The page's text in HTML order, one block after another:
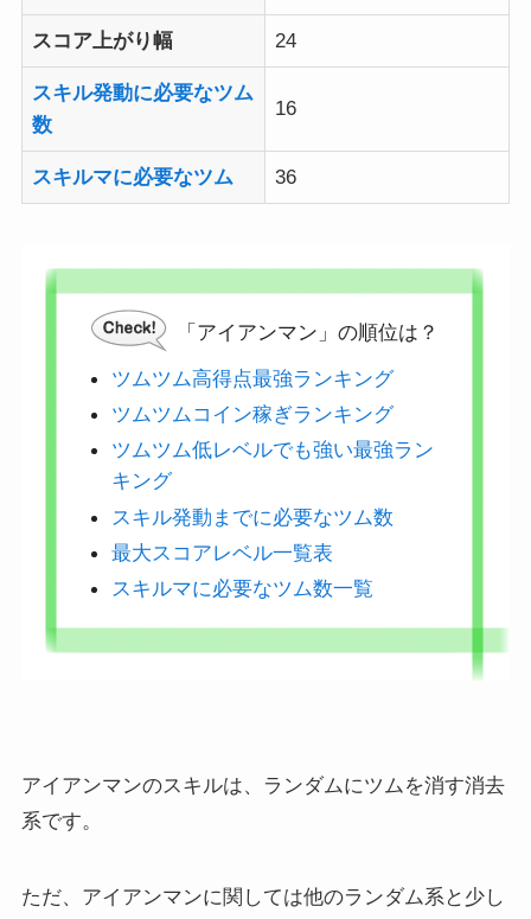
スコア上がり幅 24
スキル発動に必要なツム
数
16
スキルマに必要なツム 36
「アイアンマン」の順位は？
ツムツム高得点最強ランキング
ツムツムコイン稼ぎランキング
ツムツム低レベルでも強い最強ラン
キング
スキル発動までに必要なツム数
最大スコアレベル一覧表
スキルマに必要なツム数一覧
アイアンマンのスキルは、ランダムにツムを消す消去
系です。
ただ、アイアンマンに関しては他のランダム系と少し